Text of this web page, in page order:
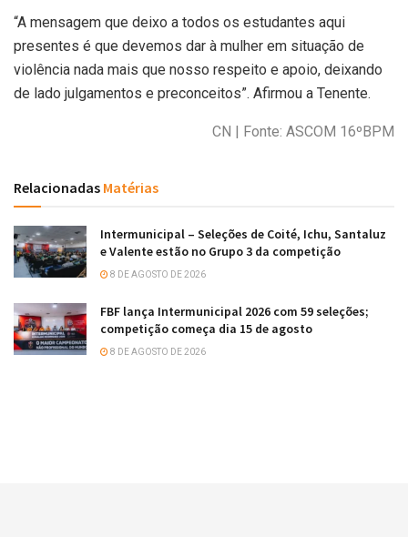
“A mensagem que deixo a todos os estudantes aqui
presentes é que devemos dar à mulher em situação de
violência nada mais que nosso respeito e apoio, deixando
de lado julgamentos e preconceitos”. Afirmou a Tenente.
CN | Fonte: ASCOM 16ºBPM
Relacionadas Matérias
Intermunicipal – Seleções de Coité, Ichu, Santaluz
e Valente estão no Grupo 3 da competição
8 DE AGOSTO DE 2026
FBF lança Intermunicipal 2026 com 59 seleções;
competição começa dia 15 de agosto
8 DE AGOSTO DE 2026